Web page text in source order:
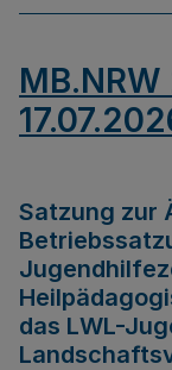
Satzung zur
das LWL-